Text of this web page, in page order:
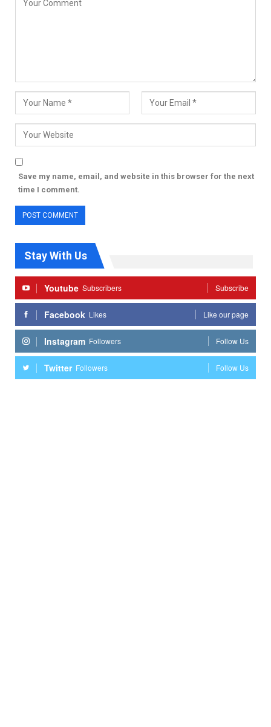
Save my name, email, and website in this browser for the next
time I comment.
Stay With Us
Youtube Subscribers Subscribe
Facebook Likes Like our page
Instagram Followers Follow Us
Twitter Followers Follow Us